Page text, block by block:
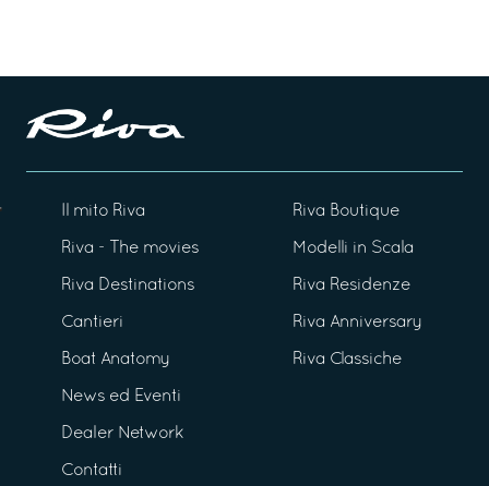
Il mito Riva
Riva - The movies
Riva Destinations
Cantieri
Boat Anatomy
News ed Eventi
Dealer Network
Contatti
Riva Boutique
Modelli in Scala
Riva Residenze
Riva Anniversary
Riva Classiche